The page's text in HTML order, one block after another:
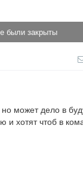
были закрыты
может дело в
и хотят чтоб в